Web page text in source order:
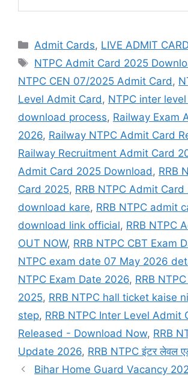
Admit Cards, LIVE ADMIT
NTPC Admit Card 2025
NTPC CEN 07/2025 Admit Card ,
Level Admit Card , NTPC inter
download process, Railway Exam
2026, Railway NTPC Admit Card
Railway Recruitment Admit Card
Admit Card 2025 Download , RRB
Card 2025, RRB NTPC Admit
download kare, RRB NTPC admit
download link official, RRB NTPC
OUT NOW, RRB NTPC CBT Exam
NTPC exam date 07 May 2026
NTPC Exam Date 2026, RRB
2025, RRB NTPC hall ticket kaise
step, RRB NTPC Inter Level Admit
Released - Download Now, RRB
Update 2026, RRB NTPC इंटर लेवल
Bihar Home Guard Vacancy